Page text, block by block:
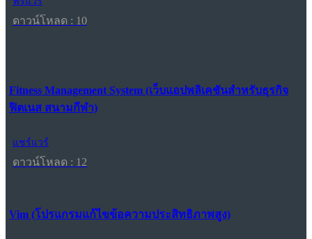
ดาวน์โหลด : 10
Fitness Management System (เว็บแอปพลิเคชันสำหรับธุรกิจ
ฟิตเนส สนามกีฬา)
แชร์แวร์
ดาวน์โหลด : 12
Vim (โปรแกรมแก้ไขข้อความประสิทธิภาพสูง)